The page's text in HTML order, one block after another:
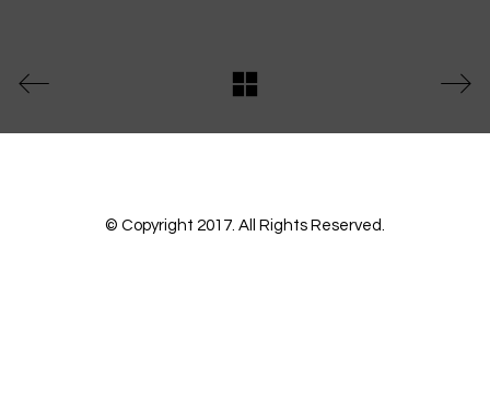
© Copyright 2017. All Rights Reserved.